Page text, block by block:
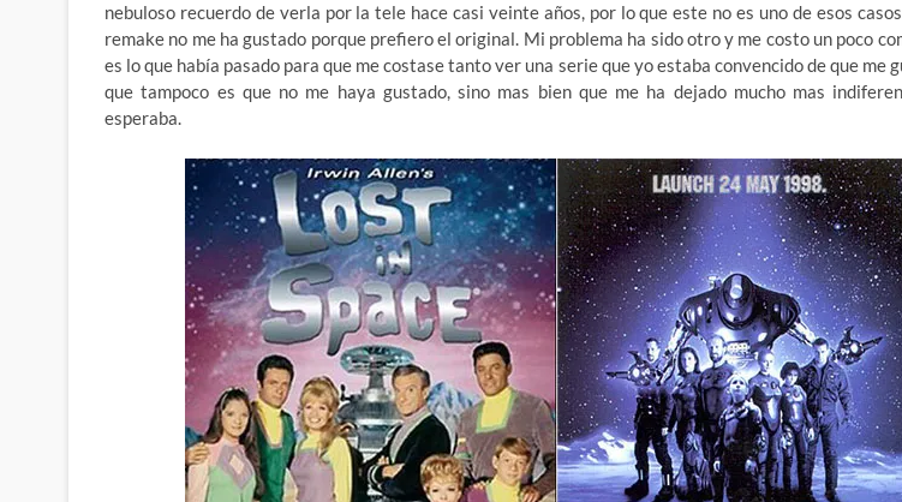
nebuloso recuerdo de verla por la tele hace casi veinte años, por lo que este no es uno de esos
remake no me ha gustado porque prefiero el original. Mi problema ha sido otro y me costo un poco
es lo que había pasado para que me costase tanto ver una serie que yo estaba convencido de que me
que tampoco es que no me haya gustado, sino mas bien que me ha dejado mucho mas
esperaba.